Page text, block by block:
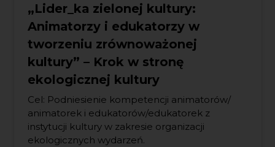
„Lider_ka zielonej kultury:
Animatorzy i edukatorzy w
tworzeniu zrównoważonej
kultury” – Krok w stronę
ekologicznej kultury
Cel: Podniesienie kompetencji animatorów/
animatorek i edukatorów/edukatorek z
instytucji kultury w zakresie organizacji
ekologicznych wydarzeń.